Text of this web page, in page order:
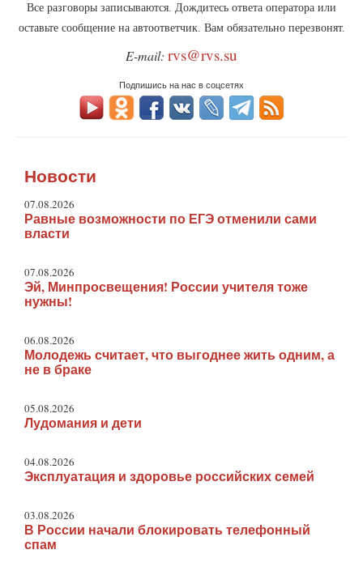
Все разговоры записываются. Дождитесь ответа оператора или
оставьте сообщение на автоответчик. Вам обязательно перезвонят.
E-mail: rvs@rvs.su
Подпишись на нас в соцсетях
Новости
07.08.2026
Равные возможности по ЕГЭ отменили сами
власти
07.08.2026
Эй, Минпросвещения! России учителя тоже
нужны!
06.08.2026
Молодежь считает, что выгоднее жить одним, а
не в браке
05.08.2026
Лудомания и дети
04.08.2026
Эксплуатация и здоровье российских семей
03.08.2026
В России начали блокировать телефонный
спам